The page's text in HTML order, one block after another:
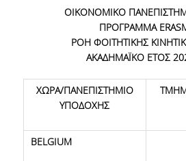
ΕΡΕΥΝΗΤΙΚΑ ΣΕΜΙΝΑΡΙΑ
ΠΡΟΓΡΑΜΜΑ ERASMUS+
ΜΑΘΗΜΑΤΑ ΠΟΥ
ΤΜΗΜΑ
ΟΙΚΟΝΟΜΙΚΟ
ΠΡΟΓΡΑΜΜΑ
ΡΟΗ ΦΟΙΤΗΤΙΚΗΣ
ΑΚΑΔΗΜΑΪΚΟ ΕΤΟΣ
ΧΩΡΑ/ΠΑΝΕΠΙΣΤΗΜΙΟ
ΥΠΟΔΟΧΗΣ
BELGIUM